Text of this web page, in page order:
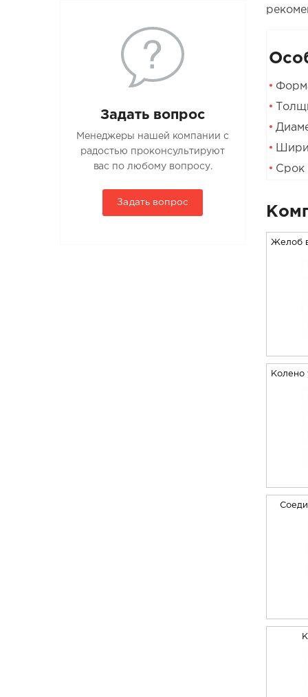
Задать вопрос
Менеджеры нашей компании с
радостью проконсультируют
вас по любому вопросу.
Задать вопрос
Срок
Желоб
Колено